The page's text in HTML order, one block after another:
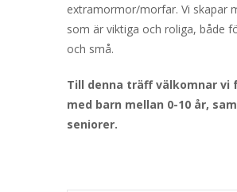
extramormor/morfar. Vi skapar
som är viktiga och roliga, både
och små.
Till denna träff välkomnar vi
med barn mellan 0-10 år,
seniorer.